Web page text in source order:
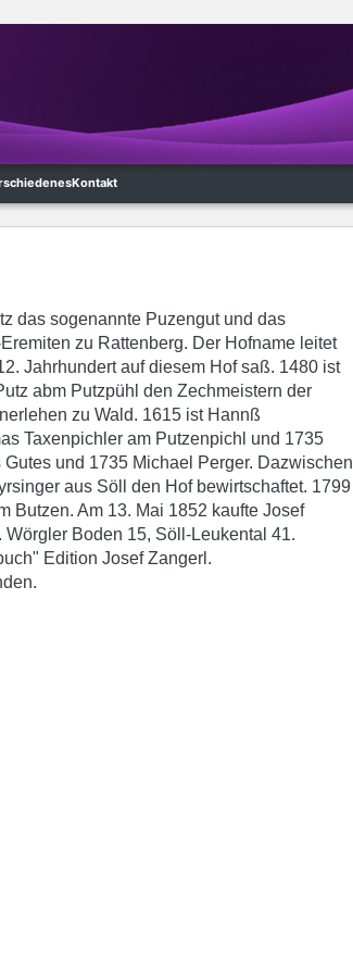
Kontakt
das sogenannte Puzengut und das
zu Rattenberg. Der Hofname leitet
Jahrhundert auf diesem Hof saß. 1480 ist
abm Putzpühl den Zechmeistern der
zu Wald. 1615 ist Hannß
Taxenpichler am Putzenpichl und 1735
und 1735 Michael Perger. Dazwischen
aus Söll den Hof bewirtschaftet. 1799
Butzen. Am 13. Mai 1852 kaufte Josef
Boden 15, Söll-Leukental 41.
Edition Josef Zangerl.